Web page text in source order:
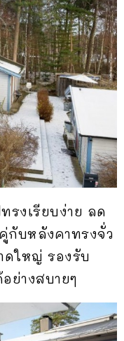
รงเรียบง่าย ลด
กับหลังคาทรงจั่ว
ดใหญ่ รองรับ
ย่างสบายๆ